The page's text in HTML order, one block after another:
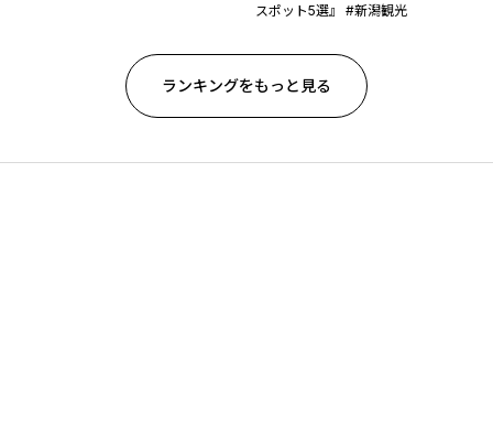
スポット5選』 #新潟観光
ランキングをもっと見る